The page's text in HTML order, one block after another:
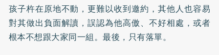
孩子杵在原地不動，更難以收到邀約，其他人也容易
對其做出負面解讀，誤認為他高傲、不好相處，或者
根本不想跟大家同一組。最後，只有落單。